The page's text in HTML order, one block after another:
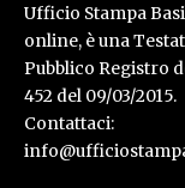
Ufficio Stampa
online, è una
Pubblico Registro
452 del 09/03/2015.
Contattaci: